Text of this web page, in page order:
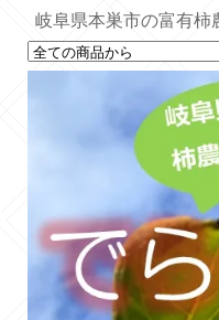
岐阜県本巣市の富有柿